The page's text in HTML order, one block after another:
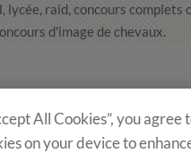
lycée, raid, concours complets
d'image de chevaux.
All Cookies”, you agree
on your device to